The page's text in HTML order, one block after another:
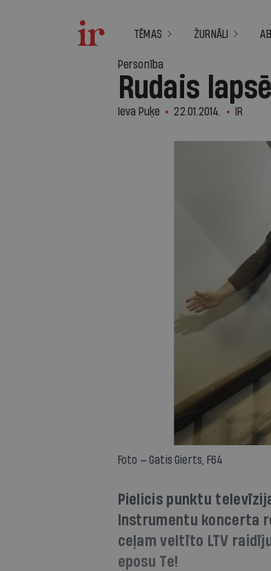
TĒMAS ŽURNĀLI
Personība
Rudais
Ieva Puķe 22.01.2014. IR
Foto — Gatis Gierts, F64
Pielicis punktu
Instrumentu koncerta
ceļam veltīto LTV
eposu Te!